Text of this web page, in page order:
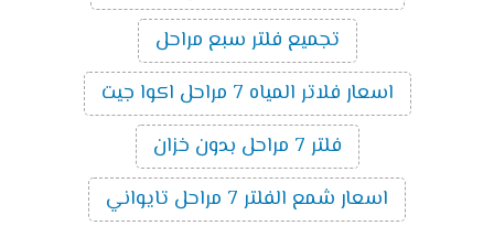
تجميع فلتر سبع مراحل
اسعار فلاتر المياه 7 مراحل اكوا جيت
فلتر 7 مراحل بدون خزان
اسعار شمع الفلتر 7 مراحل تايواني